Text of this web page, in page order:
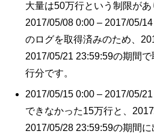
大量は50万行という制限があ
2017/05/08 0:00 – 2017/05/
のログを取得済みのため、
2017/05/21 23:59:59の期間
行分です。
2017/05/15 0:00 – 2017/05/
できなかった15万行と、
2017/05/28 23:59:59の期間に